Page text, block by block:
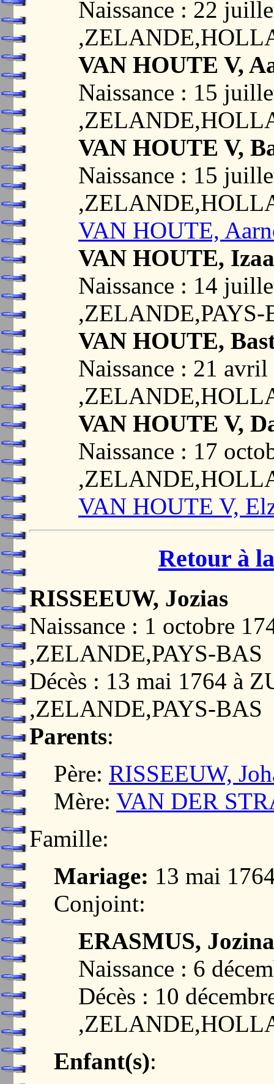
Naissance : 22
VAN HOUTE V,
Naissance : 15
VAN HOUTE V,
Naissance : 15
VAN HOUTE,
VAN HOUTE,
Naissance : 14
,ZELANDE,PAYS-
VAN HOUTE,
Naissance : 21
VAN HOUTE V,
Naissance : 17
VAN HOUTE V,
Retour à
RISSEEUW, Jozias
Naissance : 1 octobre
,ZELANDE,PAYS-BAS
Décès : 13 mai 1764 à
,ZELANDE,PAYS-BAS
Parents:
Père: RISSEEUW,
Mère: VAN DER
Famille:
Mariage: 13 mai
Conjoint:
ERASMUS, Jozina
Naissance : 6
Décès : 10
Enfant(s):